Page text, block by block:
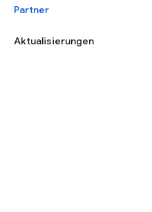
Partner
Aktualisierungen